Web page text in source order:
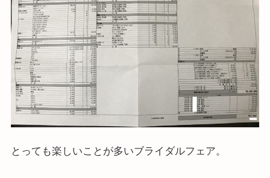
とっても楽しいことが多いブライダルフェア。